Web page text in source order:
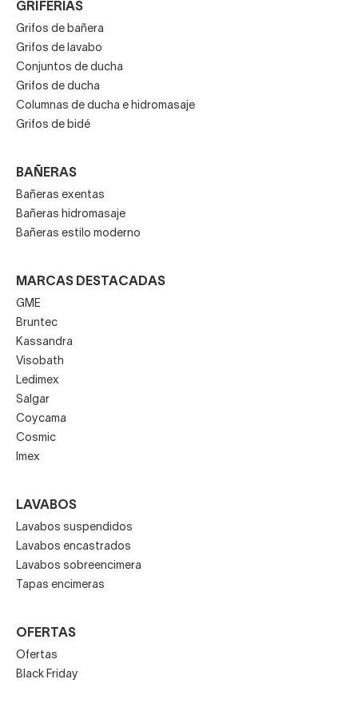
GRIFERÍAS
Grifos de bañera
Grifos de lavabo
Conjuntos de ducha
Grifos de ducha
Columnas de ducha e hidromasaje
Grifos de bidé
BAÑERAS
Bañeras exentas
Bañeras hidromasaje
Bañeras estilo moderno
MARCAS DESTACADAS
GME
Bruntec
Kassandra
Visobath
Ledimex
Salgar
Coycama
Cosmic
Imex
LAVABOS
Lavabos suspendidos
Lavabos encastrados
Lavabos sobreencimera
Tapas encimeras
OFERTAS
Ofertas
Black Friday